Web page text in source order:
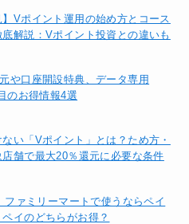
】Vポイント運用の始め方とコース
解説：Vポイント投資との違いも
や口座開設特典、データ専用
のお得情報4選
い「Vポイント」とは？ため方・
舗で最大20％還元に必要な条件
ファミリーマートで使うならペイ
イのどちらがお得？